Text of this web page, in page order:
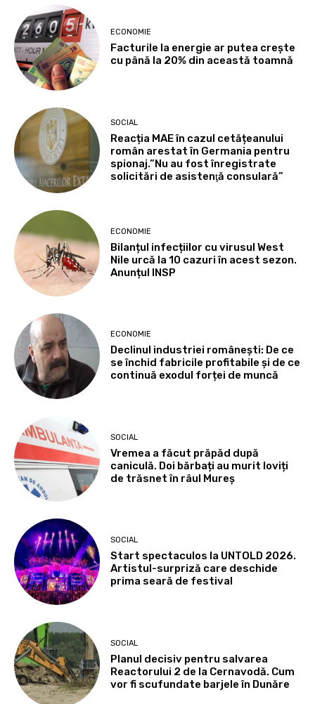
ECONOMIE
Facturile la energie ar putea crește
cu până la 20% din această toamnă
SOCIAL
Reacția MAE în cazul cetățeanului
român arestat în Germania pentru
spionaj.”Nu au fost înregistrate
solicitări de asistenţă consulară”
ECONOMIE
Bilanțul infecțiilor cu virusul West
Nile urcă la 10 cazuri în acest sezon.
Anunțul INSP
ECONOMIE
Declinul industriei românești: De ce
se închid fabricile profitabile și de ce
continuă exodul forței de muncă
SOCIAL
Vremea a făcut prăpăd după
caniculă. Doi bărbați au murit loviți
de trăsnet în râul Mureș
SOCIAL
Start spectaculos la UNTOLD 2026.
Artistul-surpriză care deschide
prima seară de festival
SOCIAL
Planul decisiv pentru salvarea
Reactorului 2 de la Cernavodă. Cum
vor fi scufundate barjele în Dunăre